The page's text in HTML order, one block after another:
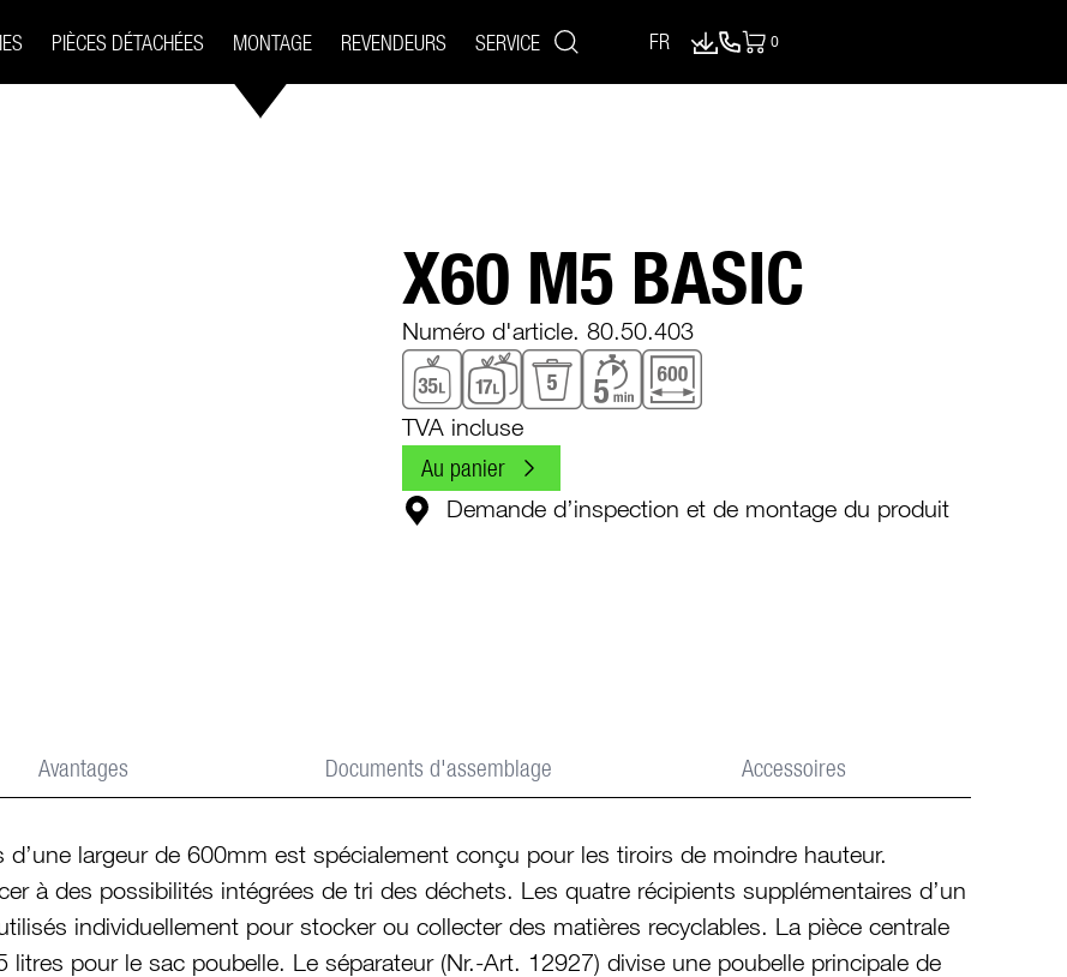
PIÈCES DÉTACHÉES MONTAGE REVENDEURS SERVICE FR 0
articles dans le panier, voir le sac
X60 M5 BASIC
Numéro d'article. 80.50.403
TVA incluse
Au panier
Demande d’inspection et de montage du produit
Avantages Documents d'assemblage Accessoires
largeur de 600mm est spécialement conçu pour les tiroirs de moindre hauteur.
à des possibilités intégrées de tri des déchets. Les quatre récipients supplémentaires d’un
individuellement pour stocker ou collecter des matières recyclables. La pièce centrale
litres pour le sac poubelle. Le séparateur (Nr.-Art. 12927) divise une poubelle principale de